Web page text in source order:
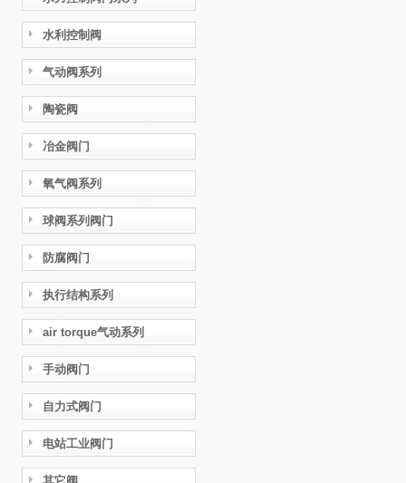
水利控制阀
气动阀系列
陶瓷阀
冶金阀门
氧气阀系列
球阀系列阀门
防腐阀门
执行结构系列
air torque气动系列
手动阀门
自力式阀门
电站工业阀门